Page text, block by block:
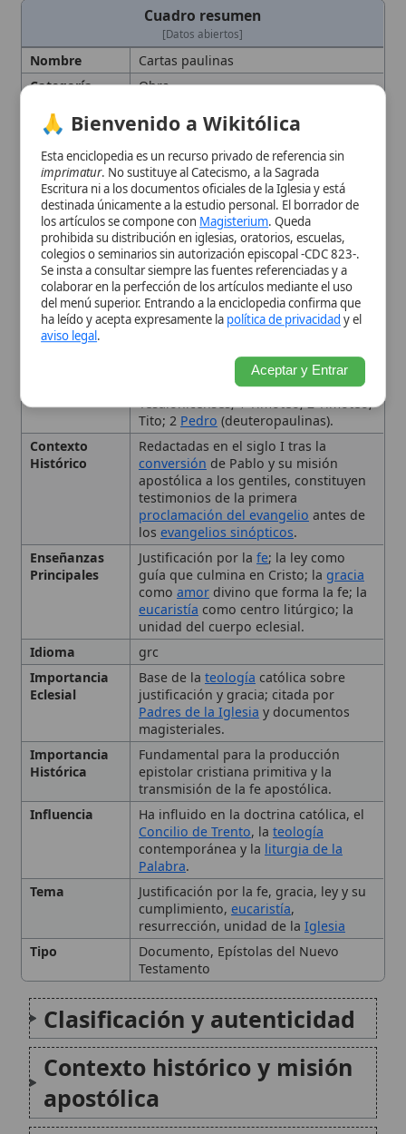
Pedro). Han moldeado doctrina,
liturgiay vidapastoral
d.C
Autor
San Pablo (atribución)
Gálatas; Efesios; Filipenses;
Colosenses; 1 Tesalonicenses; 2
Tito; 2Pedro(deuteropaulinas).
Contexto
Histórico
Redactadas en el siglo I tras la
conversiónde Pablo y su misión
apostólica a los gentiles, constituyen
testimonios de la primera
proclamación del evangelioantes de
losevangelios sinópticos.
Enseñanzas
Principales
Justificación por lafe; la ley como
guía que culmina en Cristo; lagracia
comoamordivino que forma la fe; la
eucaristía como centro litúrgico; la
Eclesial
justificación y gracia; citada por
Padres de la Iglesiay documentos
magisteriales.
Importancia
Fundamental para la producción
epistolar cristiana primitiva y la
transmisión de la fe apostólica.
Ha influido en la doctrina católica, el
Concilio de Trento, lateología
contemporánea y laliturgia de la
Palabra.
Justificación por la fe, gracia, ley y su
cumplimiento,eucaristía,
resurrección, unidad de la
Iglesia
Tipo
Documento, Epístolas del Nuevo
Testamento
Clasificación y autenticidad
Contexto histórico y misión
apostólica
Principales temas teológicos
Recepción patrística y
litúrgica
Impacto en la teología
contemporánea
Conclusión
Citas y referencias
Modificado el 1 de noviembre de 2025 •
Citar este artículo• Paq. Scorm (LMS)
artículo•Imprimir artículo•Generar QR•Instalar aplicación
colegios o seminarios sin autorización episcopal -CDC 823-.
Se insta a consultar siempre las fuentes referenciadas y a
colaborar en la perfección de los artículos mediante el uso
del menú superior. Entrando a la enciclopedia confirma que
ha leído y acepta expresamente lapolítica de privacidady el
aviso legal.
Aceptar y Entrar